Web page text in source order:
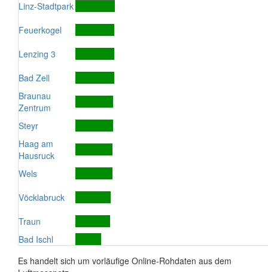
Linz-Stadtpark
Feuerkogel
Lenzing 3
Bad Zell
Braunau
Zentrum
Steyr
Haag am
Hausruck
Wels
Vöcklabruck
Traun
Bad Ischl
Es handelt sich um vorläufige Online-Rohdaten aus dem